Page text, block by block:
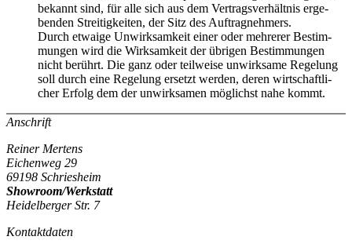
be­kannt sind, für alle sich aus dem Ver­trags­ver­hält­nis er­ge­
ben­den Strei­tig­kei­ten, der Sitz des Auf­trag­neh­mers.
Durch et­wai­ge Un­wirk­sam­keit einer oder meh­re­rer Be­stim­
mun­gen wird die Wirk­sam­keit der üb­ri­gen Be­stim­mun­gen
nicht be­rührt. Die ganz oder teil­wei­se un­wirk­sa­me Re­ge­lung
soll durch eine Re­ge­lung er­setzt wer­den, deren wirt­schaft­li­
cher Er­folg dem der un­wirk­sa­men mög­lichst nahe kommt.
Anschrift
Reiner Mertens
Eichenweg 29
69198 Schriesheim
Showroom/Werkstatt
Heidelberger Str. 7
Kontaktdaten